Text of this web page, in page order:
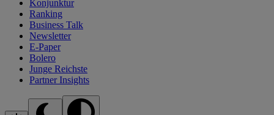
Konjunktur
Ranking
Business Talk
Newsletter
E-Paper
Bolero
Junge Reichste
Partner Insights